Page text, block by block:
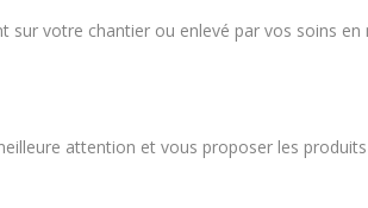
votre chantier ou enlevé par vos soins
attention et vous proposer les